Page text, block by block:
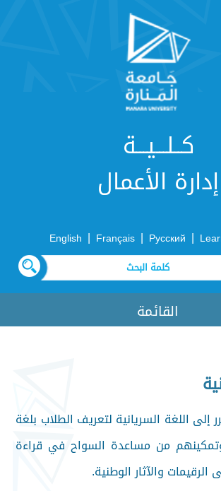
كــلـــيـــة
إدارة الأعمال
|
Русский
|
Français
|
English
القائمة
إلى اللغة السريانية لتعريف الطلاب بلغة
من مساعدة السواح في قراءة
والآثار الوطنية.